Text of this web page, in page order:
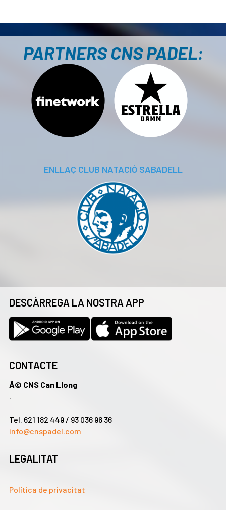
PARTNERS CNS PADEL:
ENLLAÇ CLUB NATACIÓ SABADELL
DESCÀRREGA LA NOSTRA APP
CONTACTE
Â© CNS Can Llong
.
Tel. 621 182 449 / 93 036 96 36
info@cnspadel.com
LEGALITAT
Política de privacitat